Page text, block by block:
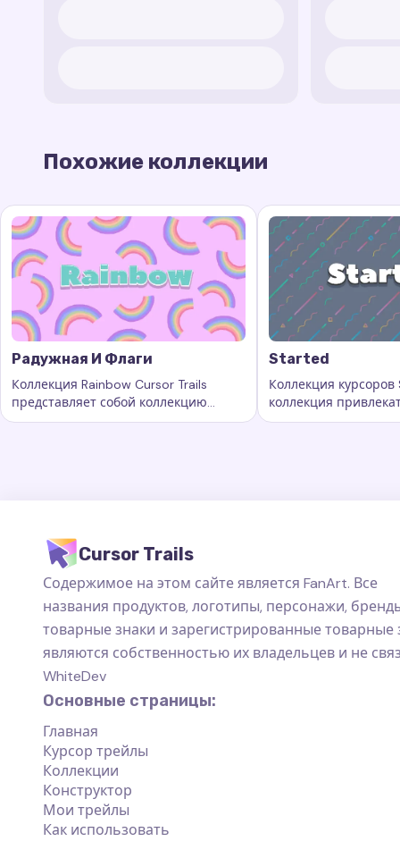
Похожие коллекции
Радужная И Флаги
Коллекция Rainbow Cursor Trails
представляет собой коллекцию
захватывающих следов курсора
Ключевые слова:Радужная и флаги, кастомные следы
Started
Коллекция
коллекция
курсорных
Ключевые слова:
Cursor Trails
Содержимое на этом сайте является FanArt. Все
названия продуктов, логотипы, персонажи,
товарные знаки и зарегистрированные товарные
являются собственностью их владельцев и не
WhiteDev
Основные страницы:
Главная
Курсор трейлы
Коллекции
Конструктор
Мои трейлы
Как использовать